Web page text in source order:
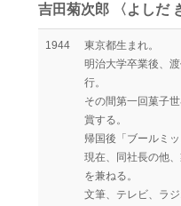
吉田菊次郎 〈よしだ
1944
東京都生まれ。
明治大学卒業後、
行。
その間第一回菓子
賞する。
帰国後「ブールミ
現在、同社長の他
を兼ねる。
文筆、テレビ、ラ